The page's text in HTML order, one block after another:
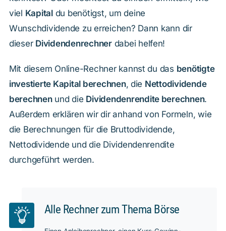
viel Kapitaldu benötigst, um deine
Wunschdividende zu erreichen? Dann kann dir
dieser Dividendenrechnerdabei helfen!
Mit diesem Online-Rechner kannst du das benötigte
investierte Kapital berechnen, die Nettodividende
berechnenund die Dividendenrendite berechnen.
Außerdem erklären wir dir anhand von Formeln, wie
die Berechnungen für die Bruttodividende,
Nettodividende und die Dividendenrendite
durchgeführt werden.
Alle Rechner zum Thema Börse